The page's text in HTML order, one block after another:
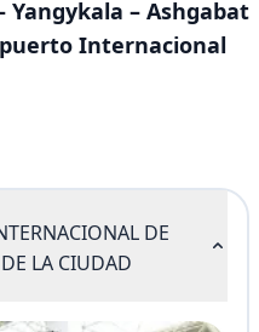
– Ashgabat
Internacional
DE
LA CIUDAD